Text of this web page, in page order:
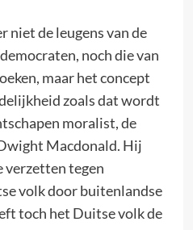
niet de leugens van de
noch die van
maar het concept
zoals dat wordt
moralist, de
Macdonald. Hij
verzetten tegen
volk door buitenlandse
toch het Duitse volk de